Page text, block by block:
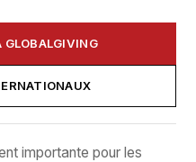
GLOBALGIVING
importante pour les